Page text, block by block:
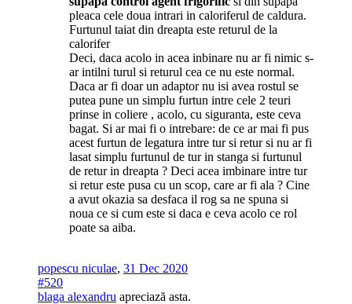
pleaca cele doua intrari in caloriferul de caldura.
Furtunul taiat din dreapta este returul de la
calorifer
Deci, daca acolo in acea inbinare nu ar fi nimic s-
ar intilni turul si returul cea ce nu este normal.
Daca ar fi doar un adaptor nu isi avea rostul se
putea pune un simplu furtun intre cele 2 teuri
prinse in coliere , acolo, cu siguranta, este ceva
bagat. Si ar mai fi o intrebare: de ce ar mai fi pus
acest furtun de legatura intre tur si retur si nu ar fi
lasat simplu furtunul de tur in stanga si furtunul
de retur in dreapta ? Deci acea imbinare intre tur
si retur este pusa cu un scop, care ar fi ala ? Cine
a avut okazia sa desfaca il rog sa ne spuna si
noua ce si cum este si daca e ceva acolo ce rol
poate sa aiba.
popescu niculae, 31 Dec 2020
#520
blaga alexandru apreciază asta.